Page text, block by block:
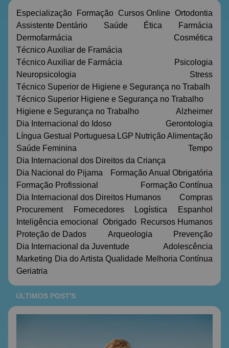
Especialização Formação Cursos Online Ortodontia
Assistente Dentário
Saúde Ética
Farmácia
Dermofarmácia
Cosmética
Técnico Auxiliar de Framácia
Técnico Auxiliar de Farmácia
Psicologia
Neuropsicologia
Stress
Técnico Superior de Higiene e Segurança no Trabalh
Técnico Superior Higiene e Segurança no Trabalho
Higiene e Segurança no Trabalho
Alzheimer
Dia Internacional do Idoso
Gerontologia
Língua Gestual Portuguesa LGP NutriçãoAlimentação
Saúde Feminina
Tempo
Dia Internacional dos Direitos da Criança
Dia Nacional do Pijama
Formação Anual Obrigatória
Formação Profissional
Formação Contínua
Dia Internacional dos Direitos Humanos
Compras
Procurement
Fornecedores Logística
Espanhol
Inteligência emocional
Obrigado
Recursos Humanos
Proteção de Dados
Arqueologia
Prevenção
Dia Internacional da Juventude
Adolescência
Marketing Dia do Artista Qualidade Melhoria Contínua
Geriatria
ÚLTIMOS POST'S